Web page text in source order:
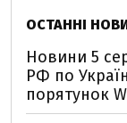
ОСТАННІ
Новини 5
РФ по
порятунок